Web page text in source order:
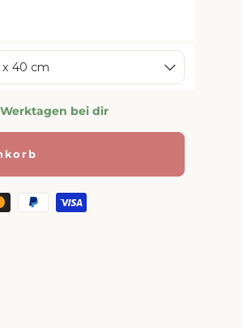
laden
11 in Galerieansicht laden
Bild 12 in Galerieansicht
x 40 cm
bei dir